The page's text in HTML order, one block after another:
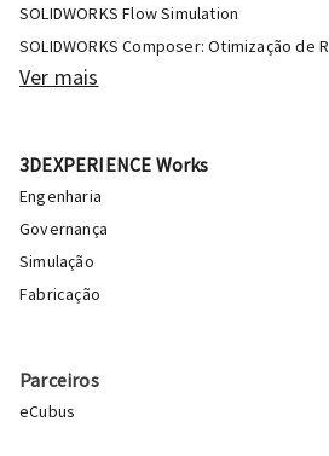
SOLIDWORKS Flow Simulation
SOLIDWORKS Composer: Otimização de
Ver mais
3DEXPERIENCE Works
Engenharia
Governança
Simulação
Fabricação
Parceiros
eCubus